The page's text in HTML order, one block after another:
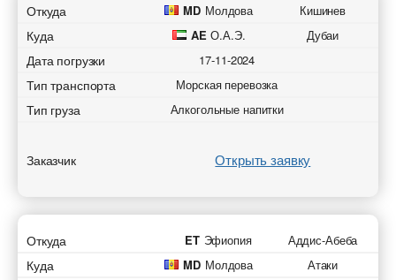
Откуда MD Молдова Кишинев
Куда AE О.А.Э. Дубаи
Дата погрузки 17-11-2024
Тип транспорта Морская перевозка
Тип груза Алкогольные напитки
Заказчик Открыть заявку
Откуда ET Эфиопия Аддис-Абеба
Куда MD Молдова Атаки